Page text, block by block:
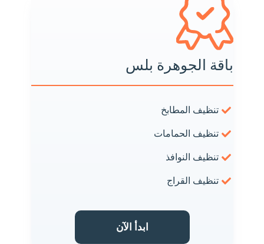
باقة الجوهرة بلس
تنظيف المطابخ
تنظيف الحمامات
تنظيف النوافذ
تنظيف القراج
ابدأ الآن